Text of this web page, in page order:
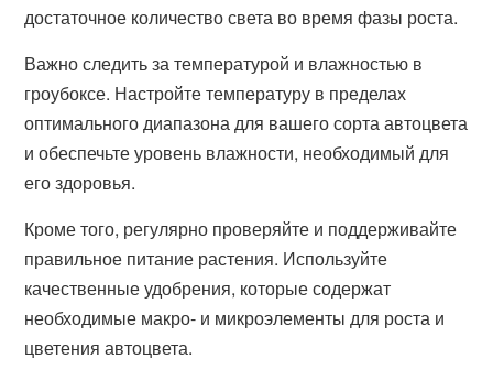
достаточное количество света во время фазы роста.
Важно следить за температурой и влажностью в
гроубоксе. Настройте температуру в пределах
оптимального диапазона для вашего сорта автоцвета
и обеспечьте уровень влажности, необходимый для
его здоровья.
Кроме того, регулярно проверяйте и поддерживайте
правильное питание растения. Используйте
качественные удобрения, которые содержат
необходимые макро- и микроэлементы для роста и
цветения автоцвета.